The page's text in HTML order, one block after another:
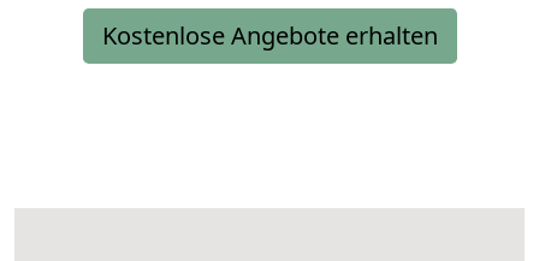
Kostenlose Angebote erhalten